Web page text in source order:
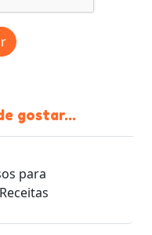
gostar...
para